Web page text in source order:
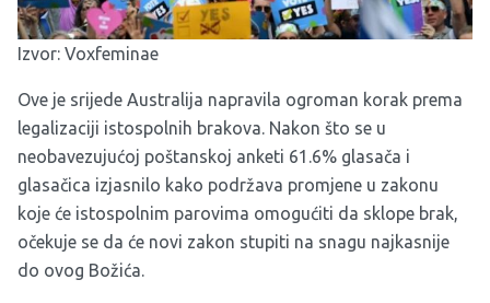
Izvor: Voxfeminae
Ove je srijede Australija napravila ogroman korak prema
legalizaciji istospolnih brakova. Nakon što se u
neobavezujućoj poštanskoj anketi 61.6% glasača i
glasačica izjasnilo kako podržava promjene u zakonu
koje će istospolnim parovima omogućiti da sklope brak,
očekuje se da će novi zakon stupiti na snagu najkasnije
do ovog Božića.